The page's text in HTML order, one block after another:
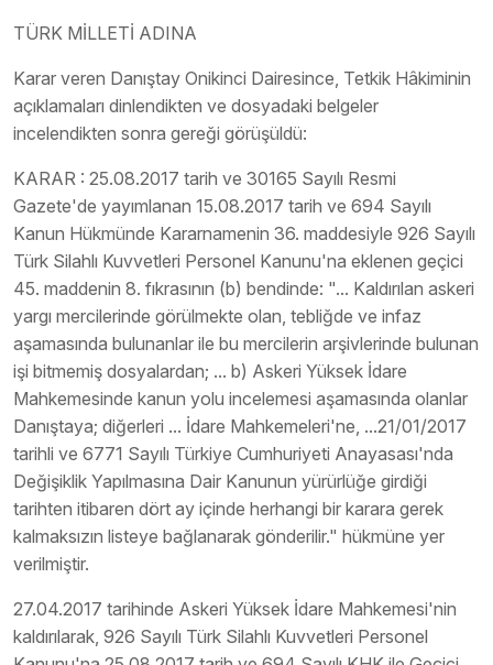
TÜRK MİLLETİ ADINA
Karar veren Danıştay Onikinci Dairesince, Tetkik Hâkiminin
açıklamaları dinlendikten ve dosyadaki belgeler
incelendikten sonra gereği görüşüldü:
KARAR : 25.08.2017 tarih ve 30165 Sayılı Resmi
Gazete'de yayımlanan 15.08.2017 tarih ve 694 Sayılı
Kanun Hükmünde Kararnamenin 36. maddesiyle 926 Sayılı
Türk Silahlı Kuvvetleri Personel Kanunu'na eklenen geçici
45. maddenin 8. fıkrasının (b) bendinde: "... Kaldırılan askeri
yargı mercilerinde görülmekte olan, tebliğde ve infaz
aşamasında bulunanlar ile bu mercilerin arşivlerinde bulunan
işi bitmemiş dosyalardan; ... b) Askeri Yüksek İdare
Mahkemesinde kanun yolu incelemesi aşamasında olanlar
Danıştaya; diğerleri ... İdare Mahkemeleri'ne, ...21/01/2017
tarihli ve 6771 Sayılı Türkiye Cumhuriyeti Anayasası'nda
Değişiklik Yapılmasına Dair Kanunun yürürlüğe girdiği
tarihten itibaren dört ay içinde herhangi bir karara gerek
kalmaksızın listeye bağlanarak gönderilir." hükmüne yer
verilmiştir.
27.04.2017 tarihinde Askeri Yüksek İdare Mahkemesi'nin
kaldırılarak, 926 Sayılı Türk Silahlı Kuvvetleri Personel